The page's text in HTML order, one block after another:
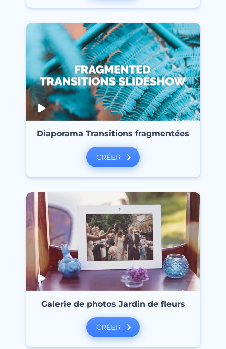
Diaporama Transitions fragmentées
CRÉER
Galerie de photos Jardin de fleurs
CRÉER